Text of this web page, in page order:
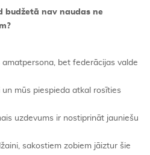
budžetā nav naudas ne
bet federācijas valde
mūs piespieda atkal rosīties
uzdevums ir nostiprināt jauniešu
sakostiem zobiem jāiztur šie